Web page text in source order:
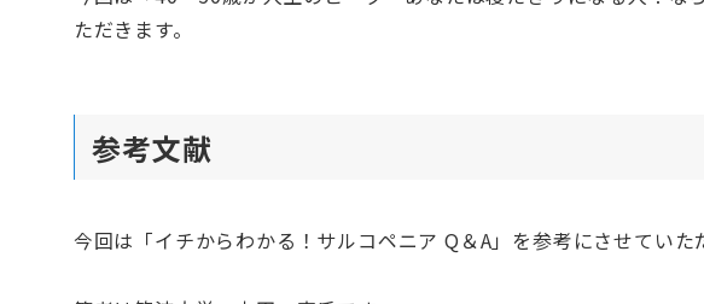
ただきます。
参考文献
今回は「イチからわかる！サルコペニア Q＆A」を参考にさせていた